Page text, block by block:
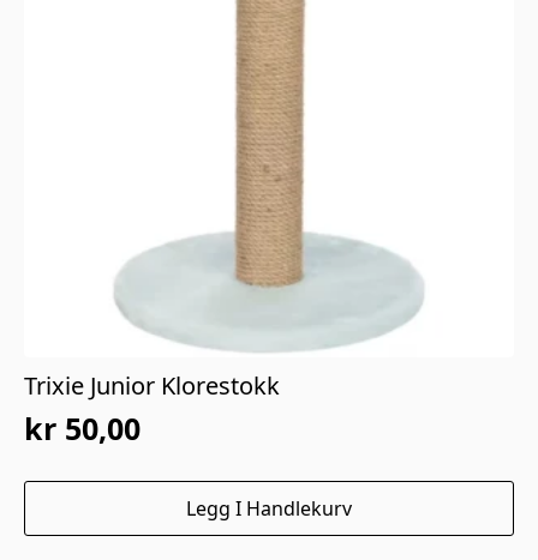
Trixie Junior Klorestokk
Opprinnelig
pris
kr 50,00
Nåværende
pris
Legg I Handlekurv